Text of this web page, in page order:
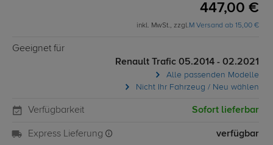
447,00 €
inkl. MwSt., zzgl.M Versand ab 15,00 €
Geeignet für
Renault Trafic 05.2014 - 02.2021
Alle passenden Modelle
Nicht Ihr Fahrzeug / Neu wählen
Verfügbarkeit Sofort lieferbar
Express Lieferung verfügbar